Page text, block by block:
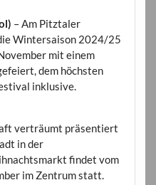
– Am Pitztaler
Wintersaison 2024/25
mit einem
dem höchsten
inklusive.
verträumt präsentiert
in der
findet vom
im Zentrum statt.